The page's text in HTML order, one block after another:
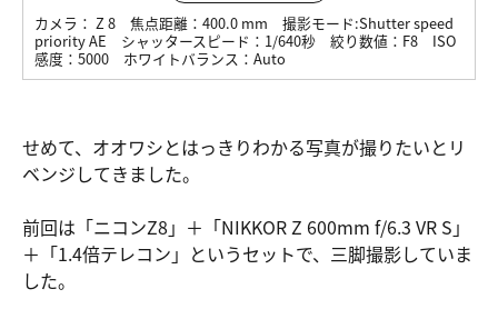
カメラ： Z 8 焦点距離： 400.0 mm 撮影モード:Shutter speed
priority AE
シャッタースピード： 1/640秒 絞り数値： F8
ISO
感度： 5000 ホワイトバランス： Auto
せめて、オオワシとはっきりわかる写真が撮りたいとリ
ベンジしてきました。
前回は「ニコンZ8」＋「NIKKOR Z 600mm f/6.3 VR S」
＋「1.4倍テレコン」というセットで、三脚撮影していま
した。